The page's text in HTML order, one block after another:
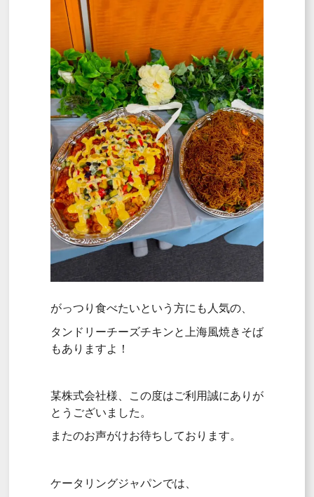
がっつり食べたいという方にも人気の、
タンドリーチーズチキンと上海風焼きそば
もありますよ！
某株式会社様、この度はご利用誠にありが
とうございました。
またのお声がけお待ちしております。
ケータリングジャパンでは、